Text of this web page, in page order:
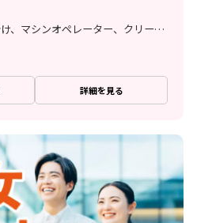
検査、梱包・仕分け、マシンオペレーター、クリーンルーム
詳細を見る